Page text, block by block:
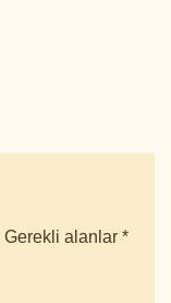
Gerekli alanlar *